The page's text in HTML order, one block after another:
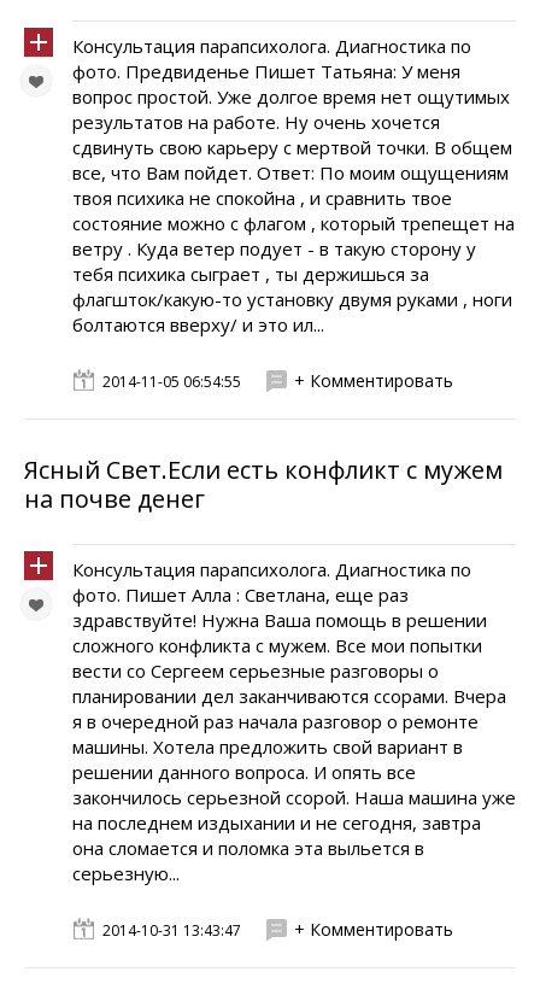
Консультация парапсихолога. Диагностика по
фото. Предвиденье Пишет Татьяна: У меня
вопрос простой. Уже долгое время нет ощутимых
результатов на работе. Ну очень хочется
сдвинуть свою карьеру с мертвой точки. В общем
все, что Вам пойдет. Ответ: По моим ощущениям
твоя психика не спокойна , и сравнить твое
состояние можно с флагом , который трепещет на
ветру . Куда ветер подует - в такую сторону у
тебя психика сыграет , ты держишься за
флагшток/какую-то установку двумя руками , ноги
болтаются вверху/ и это ил...
2014-11-05 06:54:55 + Комментировать
Ясный Свет.Если есть конфликт с мужем
на почве денег
Консультация парапсихолога. Диагностика по
фото. Пишет Алла : Светлана, еще раз
здравствуйте! Нужна Ваша помощь в решении
сложного конфликта с мужем. Все мои попытки
вести со Сергеем серьезные разговоры о
планировании дел заканчиваются ссорами. Вчера
я в очередной раз начала разговор о ремонте
машины. Хотела предложить свой вариант в
решении данного вопроса. И опять все
закончилось серьезной ссорой. Наша машина уже
на последнем издыхании и не сегодня, завтра
она сломается и поломка эта выльется в
серьезную...
2014-10-31 13:43:47 + Комментировать